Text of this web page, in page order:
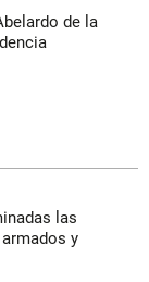
de la
las
y